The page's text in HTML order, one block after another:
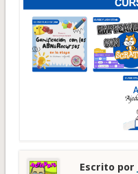
Escrito por